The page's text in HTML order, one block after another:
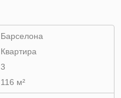
Барселона
Квартира
3
116 м²